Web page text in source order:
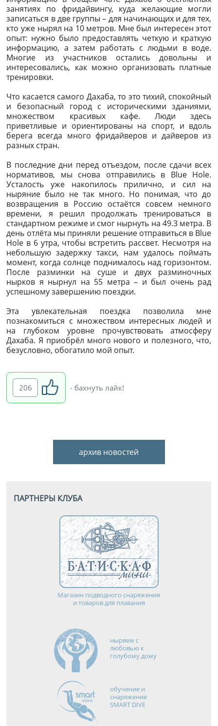
занятиях по фридайвингу, куда желающие могли
записаться в две группы – для начинающих и для тех,
кто уже нырял на 10 метров. Мне был интересен этот
опыт: нужно было предоставлять четкую и краткую
информацию, а затем работать с людьми в воде.
Многие из участников остались довольны и
интересовались, как можно организовать платные
тренировки.
Что касается самого Дахаба, то это тихий, спокойный
и безопасный город с историческими зданиями,
множеством красивых кафе. Люди здесь
приветливые и ориентированы на спорт, и вдоль
берега всегда много фридайверов и дайверов из
разных стран.
В последние дни перед отъездом, после сдачи всех
нормативов, мы снова отправились в Blue Hole.
Усталость уже накопилось прилично, и сил на
ныряние было не так много. Но понимая, что до
возвращения в Россию остаётся совсем немного
времени, я решил продолжать тренироваться в
стандартном режиме и смог нырнуть на 49.3 метра. В
день отлёта мы приняли решение отправиться в Blue
Hole в 6 утра, чтобы встретить рассвет. Несмотря на
небольшую задержку такси, нам удалось поймать
момент, когда солнце поднималось над горизонтом.
После разминки на суше и двух разминочных
нырков я нырнул на 55 метра – и был очень рад
успешному завершению поездки.
Эта увлекательная поездка позволила мне
познакомиться с множеством интересных людей и
на глубоком уровне прочувствовать атмосферу
Дахаба. Я приобрёл много нового и полезного, что,
безусловно, обогатило мой опыт.
206 - бахнуть лайк!
архив новостей
ПАРТНЕРЫ КЛУБА
Магазин подводного снаряжения
и товаров для плавания
ныряем с
любовью к
голубому дому
обучение и
снаряжение
SMART DIVE